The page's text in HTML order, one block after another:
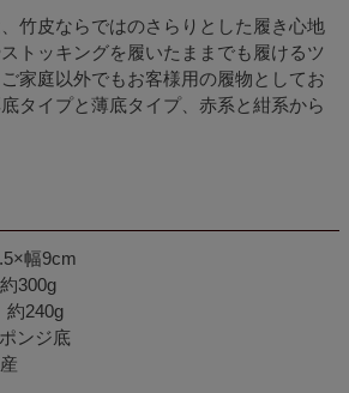
竹皮ならではのさらりとした履き心地
トッキングを履いたままでも履けるツ
家庭以外でもお客様用の履物としてお
タイプと薄底タイプ、赤系と紺系から
幅9cm
300g
ンジ底